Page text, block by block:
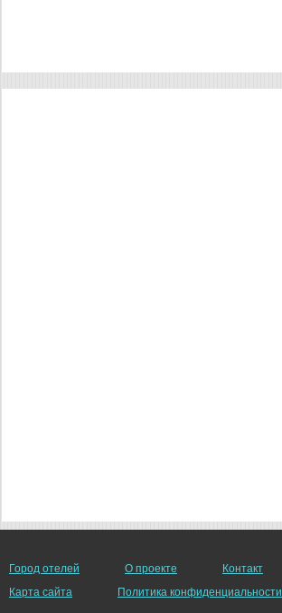
Город отелей О проекте
Контакт
Карта сайта
Политика конфиденциальности